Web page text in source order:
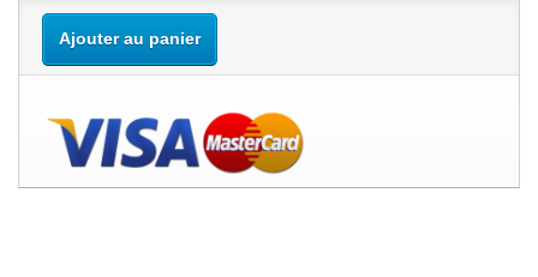
Ajouter au panier